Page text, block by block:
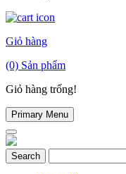
Giỏ hàng
(0) Sản phẩm
Giỏ hàng trống!
Primary Menu